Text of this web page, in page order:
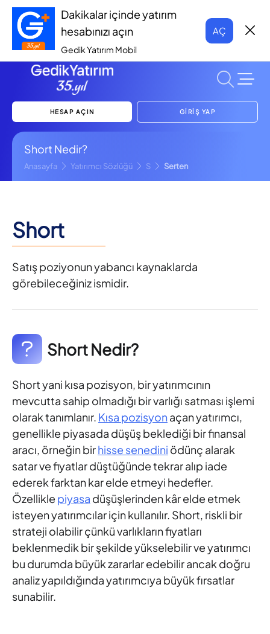
Dakikalar içinde yatırım
hesabınızı açın
Gedik Yatırım Mobil
AÇ
HESAP AÇIN GİRİŞ YAP
Short Nedir?
Anasayfa Yatırımcı Sözlüğü S Serten
Short
Satış poziyonun yabancı kaynaklarda
görebileceğiniz ismidir.
Short Nedir?
Short yani kısa pozisyon, bir yatırımcının
mevcutta sahip olmadığı bir varlığı satması işlemi
olarak tanımlanır. Kısa pozisyonaçan yatırımcı,
genellikle piyasada düşüş beklediği bir finansal
aracı, örneğin birhisse senedini ödünç alarak
satar ve fiyatlar düştüğünde tekrar alıp iade
ederek farktan kar elde etmeyi hedefler.
Özellikle piyasa düşüşlerinden kâr elde etmek
isteyen yatırımcılar için kullanılır. Short, riskli bir
strateji olabilir çünkü varlıkların fiyatları
beklenmedik bir şekilde yükselebilir ve yatırımcı
bu durumda büyük zararlar edebilir ancak doğru
analiz yapıldığında yatırımcıya büyük fırsatlar
sunabilir.